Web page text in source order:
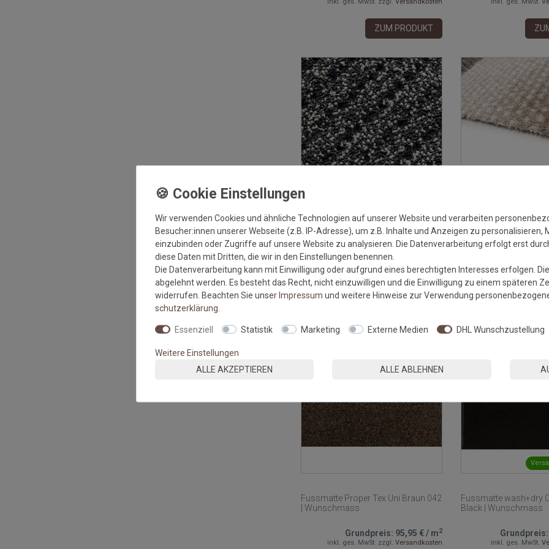
ZUM PRODUKT
Ako Sicherheitsmatte Anti Rutsch
Salz & Pfeffer | Breite: 120 cm
Grundpreis:29,99 €/m
inkl. ges. MwSt.
Versandkostenfrei*
Schöner Wohnen
Punkte Beige 006 |
inkl. ges. MwSt.
NEU
Fussmatte Proper Tex Uni Braun 042
| Wunschmass
Grundpreis: 95,95 €/ m2
inkl. ges. MwSt. zzgl.Versandkosten
Fussmatte wash+dry
Black | Wunschmass
inkl. ges. MwSt.
Wir verwenden Cookies und ähnliche Technologien auf unserer Website und verarbeiten
Besucher:innen unserer Webseite (z.B. IP-Adresse), um z.B. Inhalte und Anzeigen zu personalisieren,
einzubinden oder Zugriffe auf unsere Website zu analysieren. Die Datenverarbeitung erfolgt erst
diese Daten mit Dritten, die wir in den Einstellungen benennen.
Die Datenverarbeitung kann mit Einwilligung oder aufgrund eines berechtigten Interesses erfolgen.
abgelehnt werden. Es besteht das Recht, nicht einzuwilligen und die Einwilligung zu einem späteren
widerrufen. Beachten Sie unserImpressum und weitere Hinweise zur Verwendung
schutz­erklärung
Essenziell Statistik Marketing Externe Medien DHL Wunschzustellung
Weitere Einstellungen
ALLE AKZEPTIEREN
ALLE ABLEHNEN